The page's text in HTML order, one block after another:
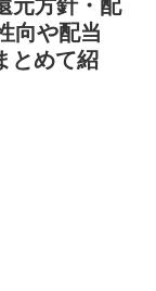
元方針・配
向や配当
とめて紹